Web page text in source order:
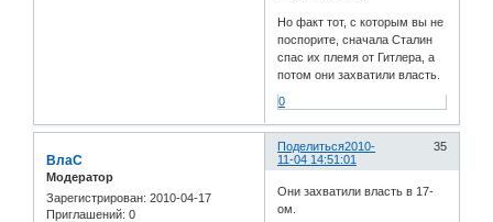
Но факт тот, с которым вы не
поспорите, сначала Сталин
спас их племя от Гитлера, а
потом они захватили власть.
0
Поделиться 35
2010-
11-04 14:51:01
ВлаС
Модератор
Зарегистрирован: 2010-04-17
Приглашений: 0
Они захватили власть в 17-
ом.